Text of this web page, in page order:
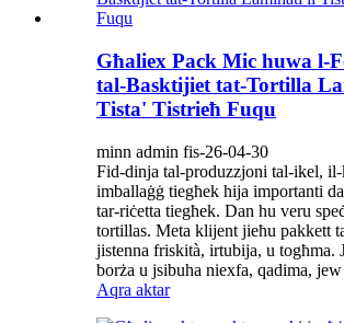
Għaliex Pack Mic huwa l-
tal-Basktijiet tat-Tortilla
Tista' Tistrieħ Fuqu
minn admin fis-26-04-30
Fid-dinja tal-produzzjoni tal-ikel,
imballaġġ tiegħek hija importanti
tar-riċetta tiegħek. Dan hu veru
tortillas. Meta klijent jieħu pakkett
jistenna friskità, irtubija, u togħma.
borża u jsibuha niexfa, qadima,
Aqra aktar